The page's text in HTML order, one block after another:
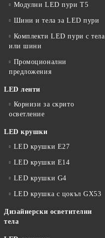
Модулни LED пури T5
Шини и тела за LED пури
Комплекти LED пури с тела
или шини
Промоционални
предложения
LED ленти
Корнизи за скрито
осветление
LED крушки
LED крушки E27
LED крушки E14
LED крушки G4
LED крушка с цокъл GX53
Дизайнерски осветителни
тела